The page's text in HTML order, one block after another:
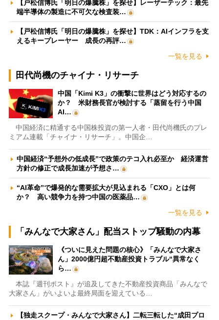
【戸松信博氏「明日の爆騰株」を探せ】レーザーテック：最先
端半導体の製造に不可欠な検査装…
【戸松信博氏「明日の爆騰株」を探せ】TDK：AIインフラを支
えるキープレーヤー 成長の再評…
一覧を見る
田代尚機のチャイナ・リサーチ
中国「Kimi K3」の衝撃に世界はどう対応するの
か？ 米財務長官が検討する「蒸留を行う中国
AI…
中国経済に精通する中国株投資の第一人者・田代尚機氏のプレ
ミアム連載「チャイナ・リサーチ」。中国企…
中国経済“予想外の低成長”で政策のテコ入れ必至か 経済運営
方針の修正で成長加速が予想さ…
“AI革命”で爆発的な需要拡大が見込まれる「CXO」とは何
か？ 高い競争力を持つ中国の医薬品…
一覧を見る
「みんなで大家さん」配当ストップ騒動の内幕
《ついに見えた問題の核心》「みんなで大家さ
ん」2000億円超不動産投資トラブル“異常なく
ら…
本誌『週刊ポスト』が追及してきた不動産投資商品「みんなで
大家さん」がいよいよ最終局面を迎えている…
【独走スクープ・みんなで大家さん】二転三転した“成田プロ